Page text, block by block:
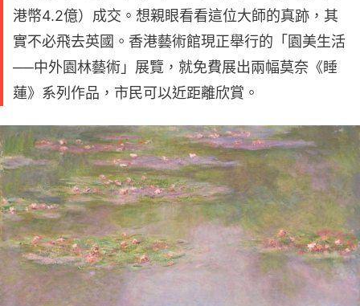
港幣4.2億）成交。想親眼看看這位大師的真跡，其
實不必飛去英國。香港藝術館現正舉行的「園美生活
──中外園林藝術」展覽，就免費展出兩幅莫奈《睡
蓮》系列作品，市民可以近距離欣賞。